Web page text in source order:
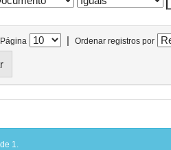
| Ordenar registros por
1.